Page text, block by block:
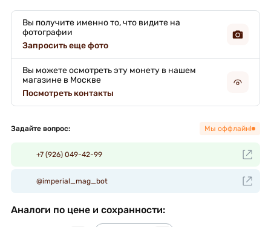
Вы получите именно то, что видите на
фотографии
Запросить еще фото
Вы можете осмотреть эту монету в нашем
магазине в Москве
Посмотреть контакты
Задайте вопрос: Мы оффлайн!
+7 (926) 049-42-99
@imperial_mag_bot
Аналоги по цене и сохранности: